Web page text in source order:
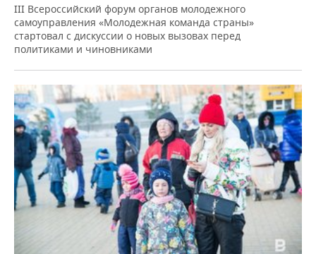
III Всероссийский форум органов молодежного
самоуправления «Молодежная команда страны»
стартовал с дискуссии о новых вызовах перед
политиками и чиновниками